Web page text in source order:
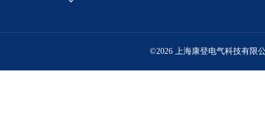
©2026 上海康登电气科技有限